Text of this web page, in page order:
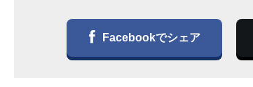
Facebookでシェア